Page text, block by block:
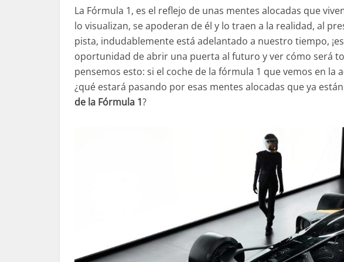
La Fórmula 1, es el reflejo de unas mentes alocadas que
lo visualizan, se apoderan de él y lo traen a la realidad, al
pista, indudablemente está adelantado a nuestro tiempo,
oportunidad de abrir una puerta al futuro y ver cómo será
pensemos esto: si el coche de la fórmula 1 que vemos en
¿qué estará pasando por esas mentes alocadas que ya
de la Fórmula 1?